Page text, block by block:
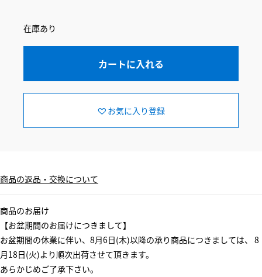
在庫あり
カートに入れる
お気に入り登録
商品の返品・交換について
商品のお届け
【お盆期間のお届けにつきまして】
お盆期間の休業に伴い、8月6日(木)以降の承り商品につきましては、 8
月18日(火)より順次出荷させて頂きます。
あらかじめご了承下さい。